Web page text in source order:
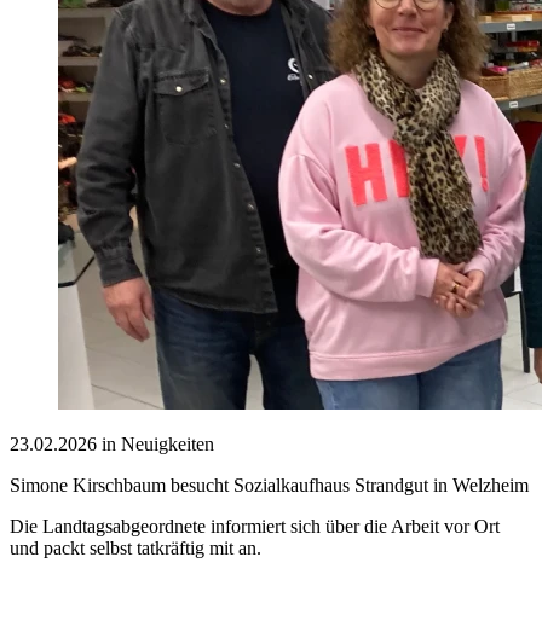
23.02.2026 in Neuigkeiten
Simone Kirschbaum besucht Sozialkaufhaus Strandgut in Welzheim
Die Landtagsabgeordnete informiert sich über die Arbeit vor Ort
und packt selbst tatkräftig mit an.